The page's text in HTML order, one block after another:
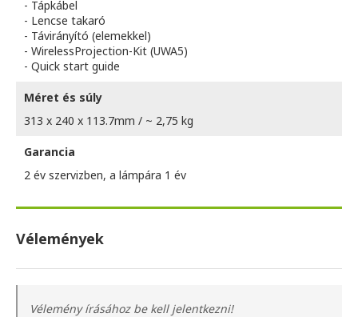
- Tápkábel
- Lencse takaró
- Távirányító (elemekkel)
- WirelessProjection-Kit (UWA5)
- Quick start guide
Méret és súly
313 x 240 x 113.7mm / ~ 2,75 kg
Garancia
2 év szervizben, a lámpára 1 év
Vélemények
Vélemény írásához be kell jelentkezni!